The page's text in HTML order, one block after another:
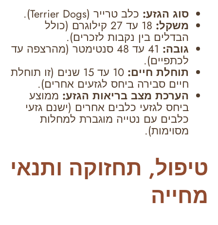
סוג הגזע: כלב טרייר (Terrier Dogs).
משקל: 18 עד 27 קילוגרם (כולל
הבדלים בין נקבות לזכרים).
גובה: 41 עד 48 סנטימטר (מהרצפה עד
לכתפיים).
תוחלת חיים: 10 עד 15 שנים (זו תוחלת
חיים סבירה ביחס לגזעים אחרים).
הערכת מצב בריאות הגזע: ממוצע
ביחס לגזעי כלבים אחרים (ישנם גזעי
כלבים עם נטייה מוגברת למחלות
מסוימות).
טיפול, תחזוקה ותנאי
מחייה